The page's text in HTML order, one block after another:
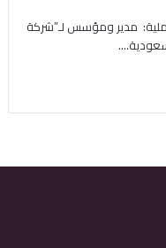
مدير ومؤسس لـ”شركة